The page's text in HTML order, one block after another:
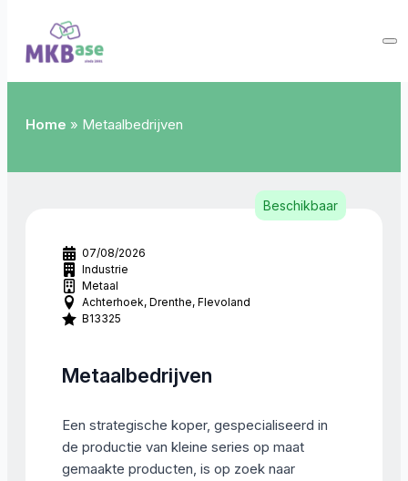
Home » Metaalbedrijven
07/08/2026
Industrie
Metaal
Achterhoek Drenthe Flevoland
B13325
Metaalbedrijven
Een strategische koper, gespecialiseerd in
de productie van kleine series op maat
gemaakte producten, is op zoek naar
Beschikbaar